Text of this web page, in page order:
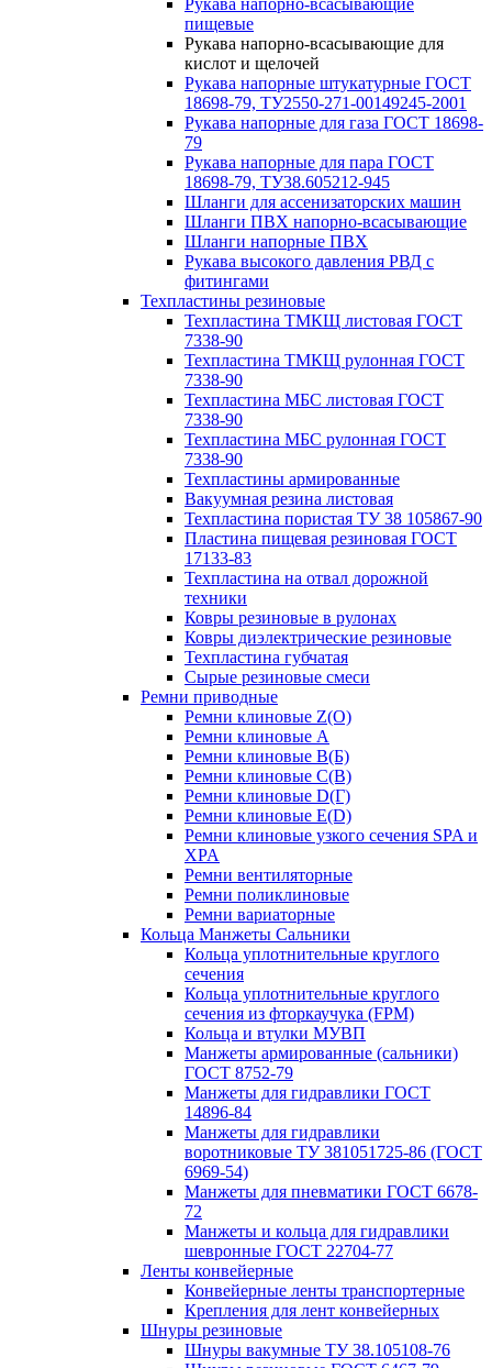
Рукава напорно-всасывающие
пищевые
Рукава напорно-всасывающие для
кислот и щелочей
Рукава напорные штукатурные ГОСТ
18698-79, ТУ2550-271-00149245-2001
Рукава напорные для газа ГОСТ 18698-
79
Рукава напорные для пара ГОСТ
18698-79, ТУ38.605212-945
Шланги для ассенизаторских машин
Шланги ПВХ напорно-всасывающие
Шланги напорные ПВХ
Рукава высокого давления РВД с
фитингами
Техпластины резиновые
Техпластина ТМКЩ листовая ГОСТ
7338-90
Техпластина ТМКЩ рулонная ГОСТ
7338-90
Техпластина МБС листовая ГОСТ
7338-90
Техпластина МБС рулонная ГОСТ
7338-90
Техпластины армированные
Вакуумная резина листовая
Техпластина пористая ТУ 38 105867-90
Пластина пищевая резиновая ГОСТ
17133-83
Техпластина на отвал дорожной
техники
Ковры резиновые в рулонах
Ковры диэлектрические резиновые
Техпластина губчатая
Сырые резиновые смеси
Ремни приводные
Ремни клиновые Z(О)
Ремни клиновые A
Ремни клиновые B(Б)
Ремни клиновые C(В)
Ремни клиновые D(Г)
Ремни клиновые Е(D)
Ремни клиновые узкого сечения SPA и
XPA
Ремни вентиляторные
Ремни поликлиновые
Ремни вариаторные
Кольца Манжеты Сальники
Кольца уплотнительные круглого
сечения
Кольца уплотнительные круглого
сечения из фторкаучука (FPM)
Кольца и втулки МУВП
Манжеты армированные (сальники)
ГОСТ 8752-79
Манжеты для гидравлики ГОСТ
14896-84
Манжеты для гидравлики
воротниковые ТУ 381051725-86 (ГОСТ
6969-54)
Манжеты для пневматики ГОСТ 6678-
72
Манжеты и кольца для гидравлики
шевронные ГОСТ 22704-77
Ленты конвейерные
Конвейерные ленты транспортерные
Крепления для лент конвейерных
Шнуры резиновые
Шнуры вакумные ТУ 38.105108-76